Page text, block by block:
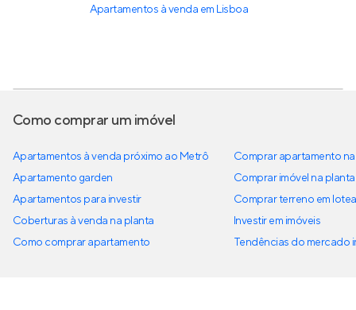
Apartamentos à venda em Lisboa
Como comprar um imóvel
Apartamentos à venda próximo ao Metrô
Apartamento garden
Apartamentos para investir
Coberturas à venda na planta
Como comprar apartamento
Comprar apartamento
Comprar imóvel na planta
Comprar terreno em
Investir em imóveis
Tendências do mercado